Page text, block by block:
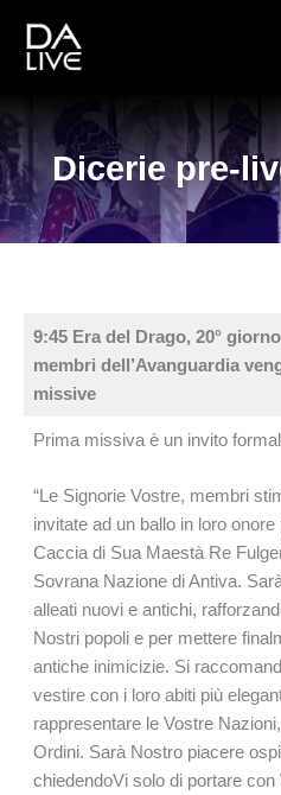
contenuto
Dicerie pre-
9:45 Era del Drago, 20°
membri dell’Avanguardia
missive
Prima missiva è un invito
“Le Signorie Vostre, membri
invitate ad un ballo in loro
Caccia di Sua Maestà Re
Sovrana Nazione di Antiva.
alleati nuovi e antichi,
Nostri popoli e per mettere
antiche inimicizie. Si
vestire con i loro abiti più
rappresentare le Vostre
Ordini. Sarà Nostro piacere
chiedendoVi solo di portare